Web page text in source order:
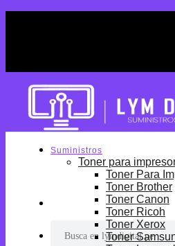
por:
Suministros
Toner para
Toner Para
Toner Brother
Toner Canon
Toner Ricoh
Toner Xerox
Toner